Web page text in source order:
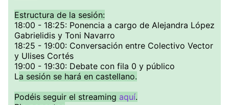
Estructura de la sesión:
18:00 - 18:25: Ponencia a cargo de Alejandra López
Gabrielidis y Toni Navarro
18:25 - 19:00: Conversación entre Colectivo Vector
y Ulises Cortés
19:00 - 19:30: Debate con fila 0 y público
La sesión se hará en castellano.
Podéis seguir el streaming aquí.